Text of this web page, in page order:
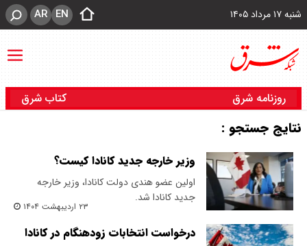
شنبه ۱۷ مرداد ۱۴۰۵ EN
AR
روزنامه شرق کتاب شرق
نتایج جستجو :
وزیر خارجه جدید کانادا کیست؟
اولین عضو هندی دولت کانادا، وزیر خارجه
جدید کانادا شد.
۲۳ اردیبهشت ۱۴۰۴
درخواست انتخابات زودهنگام در کانادا